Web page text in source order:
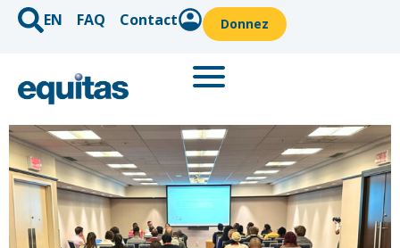
EN FAQ Contact Donnez